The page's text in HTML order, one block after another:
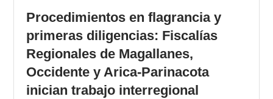
Procedimientos en flagrancia y
primeras diligencias: Fiscalías
Regionales de Magallanes,
Occidente y Arica-Parinacota
inician trabajo interregional